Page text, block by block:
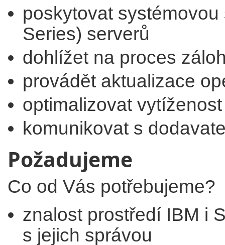
poskytovat
Series) serverů
dohlížet na proces
provádět aktualizace
optimalizovat
komunikovat s
Požadujeme
Co od Vás potřebujeme?
znalost prostředí IBM i
s jejich správou